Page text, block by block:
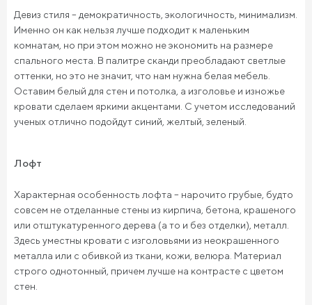
Девиз стиля – демократичность, экологичность, минимализм.
Именно он как нельзя лучше подходит к маленьким
комнатам, но при этом можно не экономить на размере
спального места. В палитре сканди преобладают светлые
оттенки, но это не значит, что нам нужна белая мебель.
Оставим белый для стен и потолка, а изголовье и изножье
кровати сделаем яркими акцентами. С учетом исследований
ученых отлично подойдут синий, желтый, зеленый.
Лофт
Характерная особенность лофта – нарочито грубые, будто
совсем не отделанные стены из кирпича, бетона, крашеного
или отштукатуренного дерева (а то и без отделки), металл.
Здесь уместны кровати с изголовьями из неокрашенного
металла или с обивкой из ткани, кожи, велюра. Материал
строго однотонный, причем лучше на контрасте с цветом
стен.